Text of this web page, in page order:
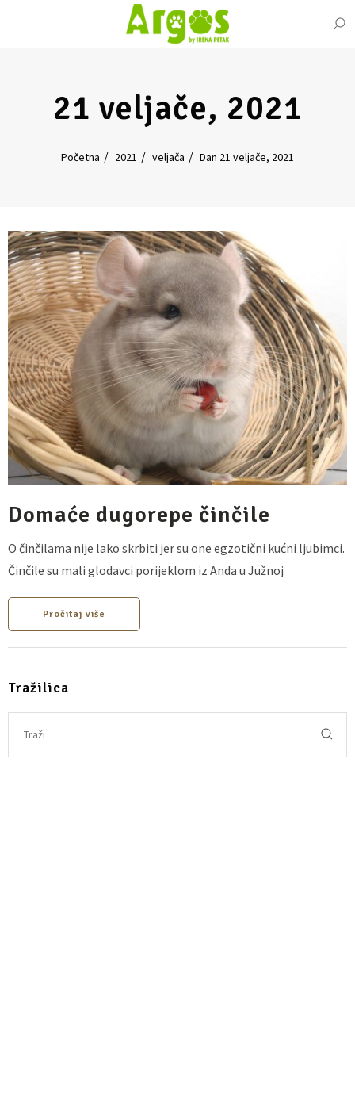
21 veljače, 2021
Početna 2021 veljača Dan 21 veljače, 2021
Domaće dugorepe činčile
O činčilama nije lako skrbiti jer su one egzotični kućni ljubimci.
Činčile su mali glodavci porijeklom iz Anda u Južnoj
Pročitaj više
Tražilica